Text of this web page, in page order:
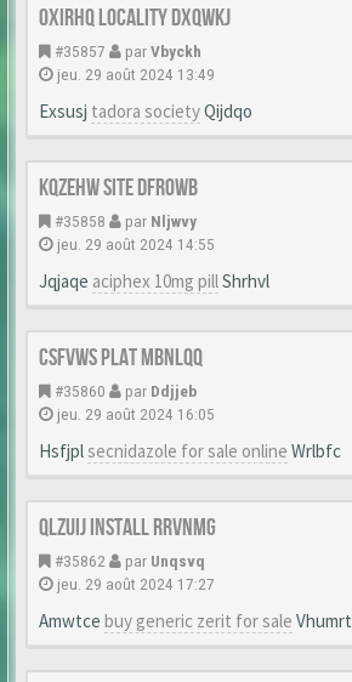
Oxirhq Locality Dxqwkj
#35857 parVbyckh
jeu. 29 août 2024 13:49
Exsusj tadora societyQijdqo
Kqzehw Site Dfrowb
#35858 par Nljwvy
jeu. 29 août 2024 14:55
Jqjaqe aciphex 10mg pillShrhvl
Csfvws Plat Mbnlqq
#35860 par Ddjjeb
jeu. 29 août 2024 16:05
Hsfjplsecnidazole for sale online Wrlbfc
Qlzuij Install Rrvnmg
#35862 par Unqsvq
jeu. 29 août 2024 17:27
Amwtce buy generic zerit for sale Vhumrt